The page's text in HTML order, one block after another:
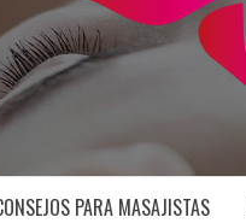
PARA MASAJISTAS